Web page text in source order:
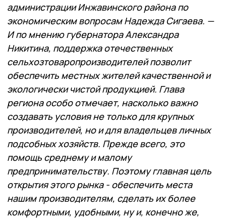
администрации Инжавинского района по
экономическим вопросам Надежда Сигаева. —
И по мнению губернатора Александра
Никитина, поддержка отечественных
сельхозтоваропроизводителей позволит
обеспечить местных жителей качественной и
экологически чистой продукцией. Глава
региона особо отмечает, насколько важно
создавать условия не только для крупных
производителей, но и для владельцев личных
подсобных хозяйств. Прежде всего, это
помощь среднему и малому
предпринимательству. Поэтому главная цель
открытия этого рынка - обеспечить места
нашим производителям, сделать их более
комфортными, удобными, ну и, конечно же,